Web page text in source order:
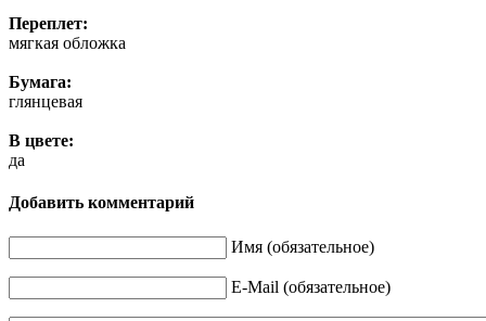
Переплет:
мягкая обложка
Бумага:
глянцевая
В цвете:
да
Добавить комментарий
Имя (обязательное)
E-Mail (обязательное)